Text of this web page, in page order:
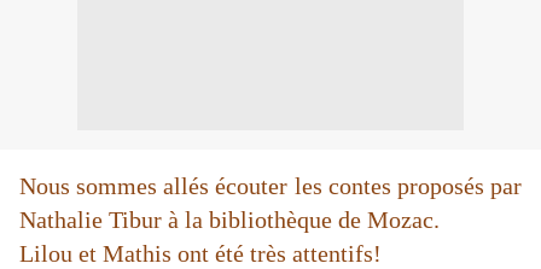
Nous sommes allés écouter les contes proposés par
Nathalie Tibur à la bibliothèque de Mozac.
Lilou et Mathis ont été très attentifs!